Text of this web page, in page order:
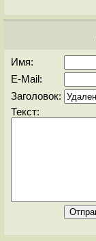
Имя:
E-Mail:
Заголовок:
Текст: